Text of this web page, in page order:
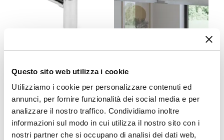
Questo sito web utilizza i cookie
Utilizziamo i cookie per personalizzare contenuti ed
annunci, per fornire funzionalità dei social media e per
analizzare il nostro traffico. Condividiamo inoltre
informazioni sul modo in cui utilizza il nostro sito con i
nostri partner che si occupano di analisi dei dati web,
Ø 5,2 cm
Materiale
Ottone
Installazione
Monoforo
Sifone di scarico tondo
universale in ottone
cromato
€ 22,00
Applique LED 45 cm in
alluminio cromo - Light
€ 21,00